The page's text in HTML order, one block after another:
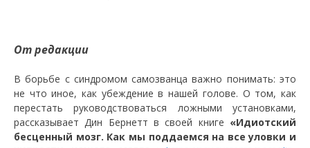
От редакции
В борьбе с синдромом самозванца важно понимать: это
не что иное, как убеждение в нашей голове. О том, как
перестать руководствоваться ложными установками,
рассказывает Дин Бернетт в своей книге «Идиотский
бесценный мозг. Как мы поддаемся на все уловки и